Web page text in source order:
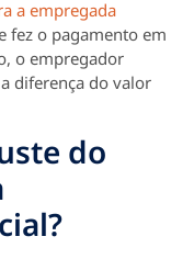
a empregada
fez o pagamento em
o empregador
diferença do valor
do